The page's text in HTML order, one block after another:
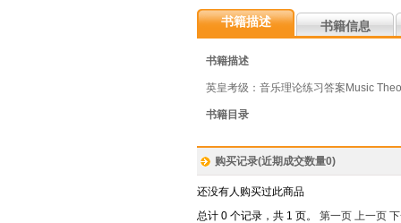
书籍描述 书籍信息
书籍描述
英皇考级：音乐理论练习答案Music
书籍目录
购买记录(近期成交数量0)
还没有人购买过此商品
总计 0 个记录，共 1 页。 第一页 上一页